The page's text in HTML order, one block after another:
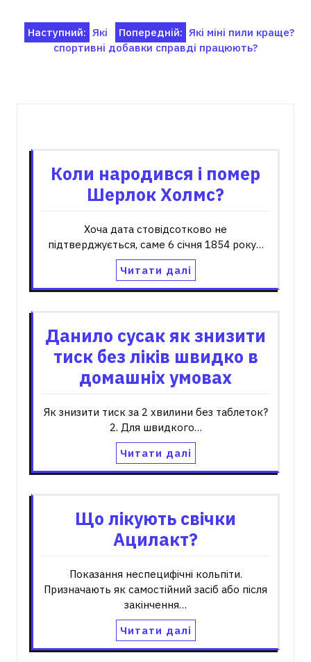
Навігація
записів
Попередній: Які міні пили краще?
Наступний: Які
спортивні добавки справді працюють?
Коли народився і помер
Шерлок Холмс?
Хоча дата стовідсотково не
підтверджується, саме 6 січня 1854 року…
Читати далі
Данило сусак як знизити
тиск без ліків швидко в
домашніх умовах
Як знизити тиск за 2 хвилини без таблеток?
2. Для швидкого…
Читати далі
Що лікують свічки
Ацилакт?
Показання неспецифічні кольпіти.
Призначають як самостійний засіб або після
закінчення…
Читати далі